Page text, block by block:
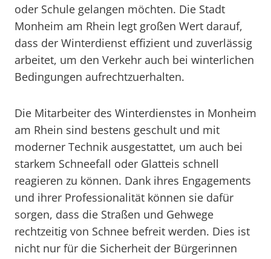
oder Schule gelangen möchten. Die Stadt
Monheim am Rhein legt großen Wert darauf,
dass der Winterdienst effizient und zuverlässig
arbeitet, um den Verkehr auch bei winterlichen
Bedingungen aufrechtzuerhalten.
Die Mitarbeiter des Winterdienstes in Monheim
am Rhein sind bestens geschult und mit
moderner Technik ausgestattet, um auch bei
starkem Schneefall oder Glatteis schnell
reagieren zu können. Dank ihres Engagements
und ihrer Professionalität können sie dafür
sorgen, dass die Straßen und Gehwege
rechtzeitig von Schnee befreit werden. Dies ist
nicht nur für die Sicherheit der Bürgerinnen